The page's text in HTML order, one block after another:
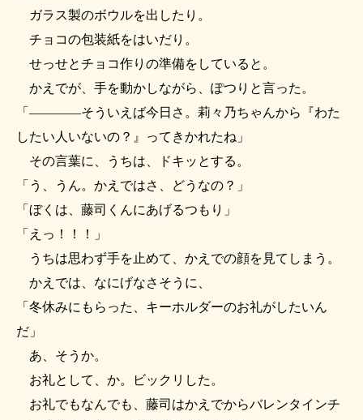
ガラス製のボウルを出したり。
チョコの包装紙をはいだり。
せっせとチョコ作りの準備をしていると。
かえでが、手を動かしながら、ぽつりと言った。
「――――そういえば今日さ。莉々乃ちゃんから『わた
したい人いないの？』ってきかれたね」
その言葉に、うちは、ドキッとする。
「う、うん。かえではさ、どうなの？」
「ぼくは、藤司くんにあげるつもり」
「えっ！！！」
うちは思わず手を止めて、かえでの顔を見てしまう。
かえでは、なにげなさそうに、
「冬休みにもらった、キーホルダーのお礼がしたいん
だ」
あ、そうか。
お礼として、か。ビックリした。
お礼でもなんでも、藤司はかえでからバレンタインチ